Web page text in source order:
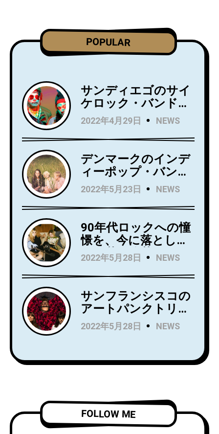
POPULAR
サンディエゴのサイ
ケロック・バンド
Wild Wild Wets、ニ
ュー・アルバム
『Love Always』を5
月27日にリリース！
アルバムからニュー
シングル
「Holding」のビデオ
を公開！
2022年4月29日 NEWS
デンマークのインデ
ィーポップ・バンド
Kindsightが5月25日
にデビュー・アルバ
ム『Swedish Punk』
をリリース！
2022年5月23日 NEWS
90年代ロックへの憧
憬を、今に落とし込
んだ若き俊英
Mommaが日本デビ
ューアルバム
『Household
Name』を7月にリリ
ース！Wet LegのUS
公演でオープニング
ツアーのオープニン
2022年5月28日 NEWS
サンフランシスコの
アートパンクトリオ
Rip Roomが、
Spartan Recordsよ
LP『Alight and
「Complication」の
ビデオを公開！
2022年5月28日 NEWS
FOLLOW ME